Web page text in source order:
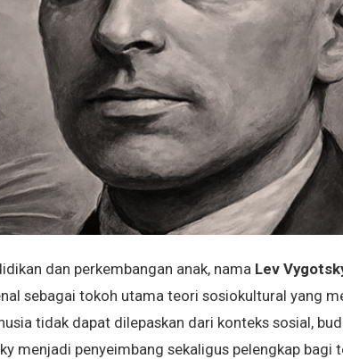
dan perkembangan anak, nama Lev
sebagai tokoh utama teori sosiokultural yang
tidak dapat dilepaskan dari konteks sosial,
menjadi penyeimbang sekaligus pelengkap bagi